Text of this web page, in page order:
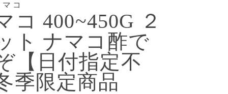
コ
コ 400~450G ２
ト ナマコ酢で
【日付指定不
季限定商品